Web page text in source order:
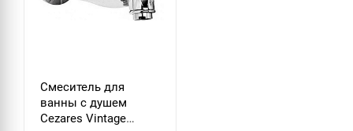
Смеситель для
ванны с душем
Cezares Vintage